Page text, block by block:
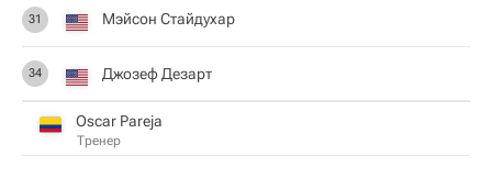
31 Мэйсон Стайдухар
34 Джозеф Дезарт
Oscar Pareja
Тренер